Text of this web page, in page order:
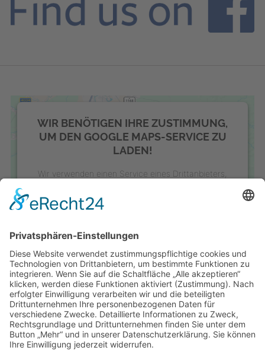
WIR BENÖTIGEN IHRE ZUSTIMMUNG,
UM DEN GOOGLE MAPS-SERVICE ZU
LADEN!
Wir verwenden einen Service eines Drittanbieters,
Daten zu Ihren Aktivitäten sammeln. Bitte lesen Sie
die Details durch und stimmen Sie der Nutzung des
AKZEPTIEREN
powered byUsercentrics Consent Management
Platform&eRecht24